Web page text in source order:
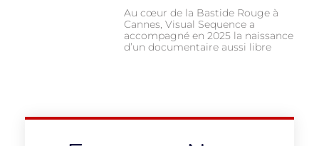
Au cœur de la Bastide Rouge à
Cannes, Visual Sequence a
accompagné en 2025 la naissance
d’un documentaire aussi libre